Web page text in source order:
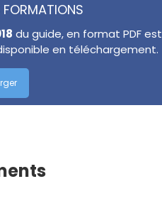
FORMATIONS
du guide, en format PDF est
en téléchargement.